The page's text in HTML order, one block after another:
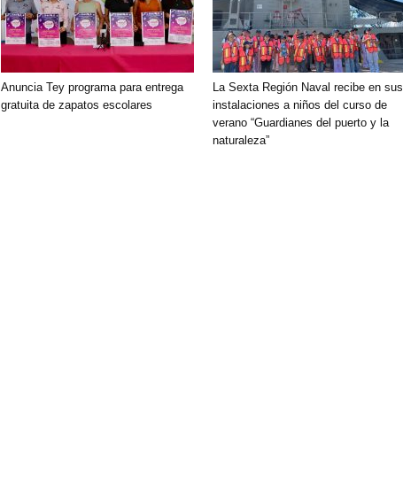
‎Anuncia Tey programa para entrega
gratuita de zapatos escolares
La Sexta Región Naval recibe en sus
instalaciones a niños del curso de
verano “Guardianes del puerto y la
naturaleza”